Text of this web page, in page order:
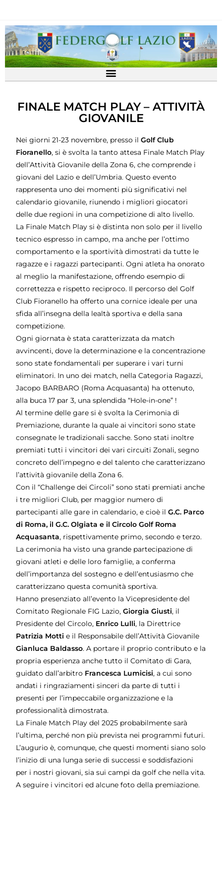
FINALE MATCH PLAY – ATTIVITÀ
GIOVANILE
Nei giorni 21-23 novembre, presso ilGolf Club
Fioranello, si è svolta la tanto attesa Finale Match Play
dell’Attività Giovanile della Zona 6, che comprende i
giovani del Lazio e dell’Umbria. Questo evento
rappresenta uno dei momenti più significativi nel
calendario giovanile, riunendo i migliori giocatori
delle due regioni in una competizione di alto livello.
La Finale Match Play si è distinta non solo per il livello
tecnico espresso in campo, ma anche per l’ottimo
comportamento e la sportività dimostrati da tutte le
ragazze e i ragazzi partecipanti. Ogni atleta ha onorato
al meglio la manifestazione, offrendo esempio di
correttezza e rispetto reciproco. Il percorso del Golf
Club Fioranello ha offerto una cornice ideale per una
sfida all’insegna della lealtà sportiva e della sana
competizione.
Ogni giornata è stata caratterizzata da match
avvincenti, dove la determinazione e la concentrazione
sono state fondamentali per superare i vari turni
eliminatori. In uno dei match, nella Categoria Ragazzi,
Jacopo BARBARO (Roma Acquasanta) ha ottenuto,
alla buca 17 par 3, una splendida “Hole-in-one” !
Al termine delle gare si è svolta la Cerimonia di
Premiazione, durante la quale ai vincitori sono state
consegnate le tradizionali sacche. Sono stati inoltre
premiati tutti i vincitori dei vari circuiti Zonali, segno
concreto dell’impegno e del talento che caratterizzano
l’attività giovanile della Zona 6.
Con il “Challenge dei Circoli” sono stati premiati anche
i tre migliori Club, per maggior numero di
partecipanti alle gare in calendario, e cioè ilG.C. Parco
di Roma, il G.C. Olgiata e il Circolo Golf Roma
Acquasanta, rispettivamente primo, secondo e terzo.
La cerimonia ha visto una grande partecipazione di
giovani atleti e delle loro famiglie, a conferma
dell’importanza del sostegno e dell’entusiasmo che
caratterizzano questa comunità sportiva.
Hanno presenziato all’evento la Vicepresidente del
Comitato Regionale FIG Lazio,Giorgia Giusti, il
Presidente del Circolo, Enrico Lulli, la Direttrice
Patrizia Motti e il Responsabile dell’Attività Giovanile
Gianluca Baldasso. A portare il proprio contributo e la
propria esperienza anche tutto il Comitato di Gara,
guidato dall’arbitro Francesca Lumicisi, a cui sono
andati i ringraziamenti sinceri da parte di tutti i
presenti per l’impeccabile organizzazione e la
professionalità dimostrata.
La Finale Match Play del 2025 probabilmente sarà
l’ultima, perché non più prevista nei programmi futuri.
L’augurio è, comunque, che questi momenti siano solo
l’inizio di una lunga serie di successi e soddisfazioni
per i nostri giovani, sia sui campi da golf che nella vita.
A seguire i vincitori ed alcune foto della premiazione.